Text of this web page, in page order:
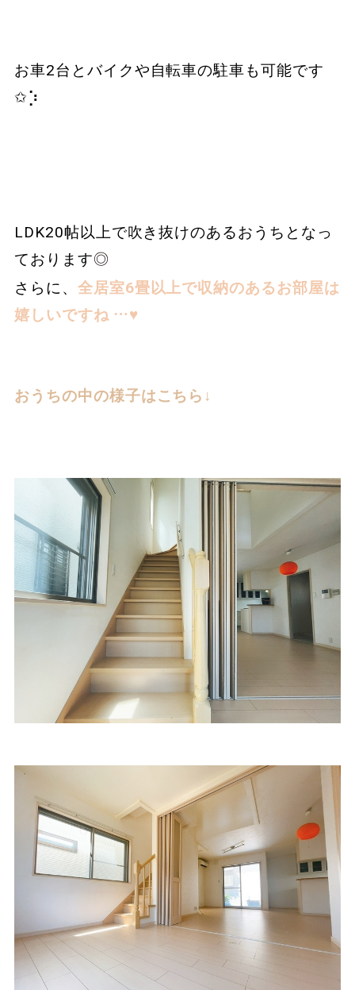
お車2台とバイクや自転車の駐車も可能です
✩︎⡱
LDK20帖以上で吹き抜けのあるおうちとなっ
ております◎
さらに、 全居室6畳以上で収納のあるお部屋は
嬉しいですね …♥
おうちの中の様子はこちら↓